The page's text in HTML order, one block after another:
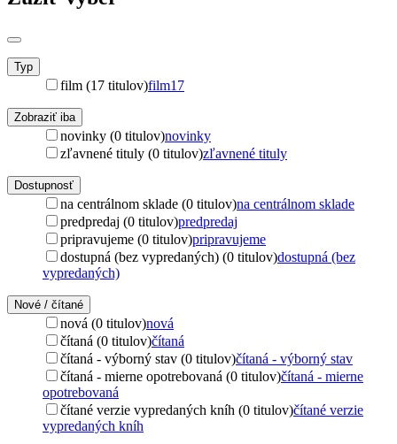
Typ
film (17 titulov)film17
Zobraziť iba
novinky (0 titulov)novinky
zľavnené tituly (0 titulov)zľavnené tituly
Dostupnosť
na centrálnom sklade (0 titulov)na centrálnom sklade
predpredaj (0 titulov)predpredaj
pripravujeme (0 titulov)pripravujeme
dostupná (bez vypredaných) (0 titulov)dostupná (bez
vypredaných)
Nové / čítané
nová (0 titulov)nová
čítaná (0 titulov)čítaná
čítaná - výborný stav (0 titulov)čítaná - výborný stav
čítaná - mierne opotrebovaná (0 titulov)čítaná - mierne
opotrebovaná
čítané verzie vypredaných kníh (0 titulov)čítané verzie
vypredaných kníh